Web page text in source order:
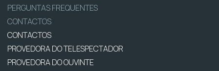
PERGUNTAS FREQUENTES
CONTACTOS
CONTACTOS
PROVEDORA DO TELESPECTADOR
PROVEDORA DO OUVINTE